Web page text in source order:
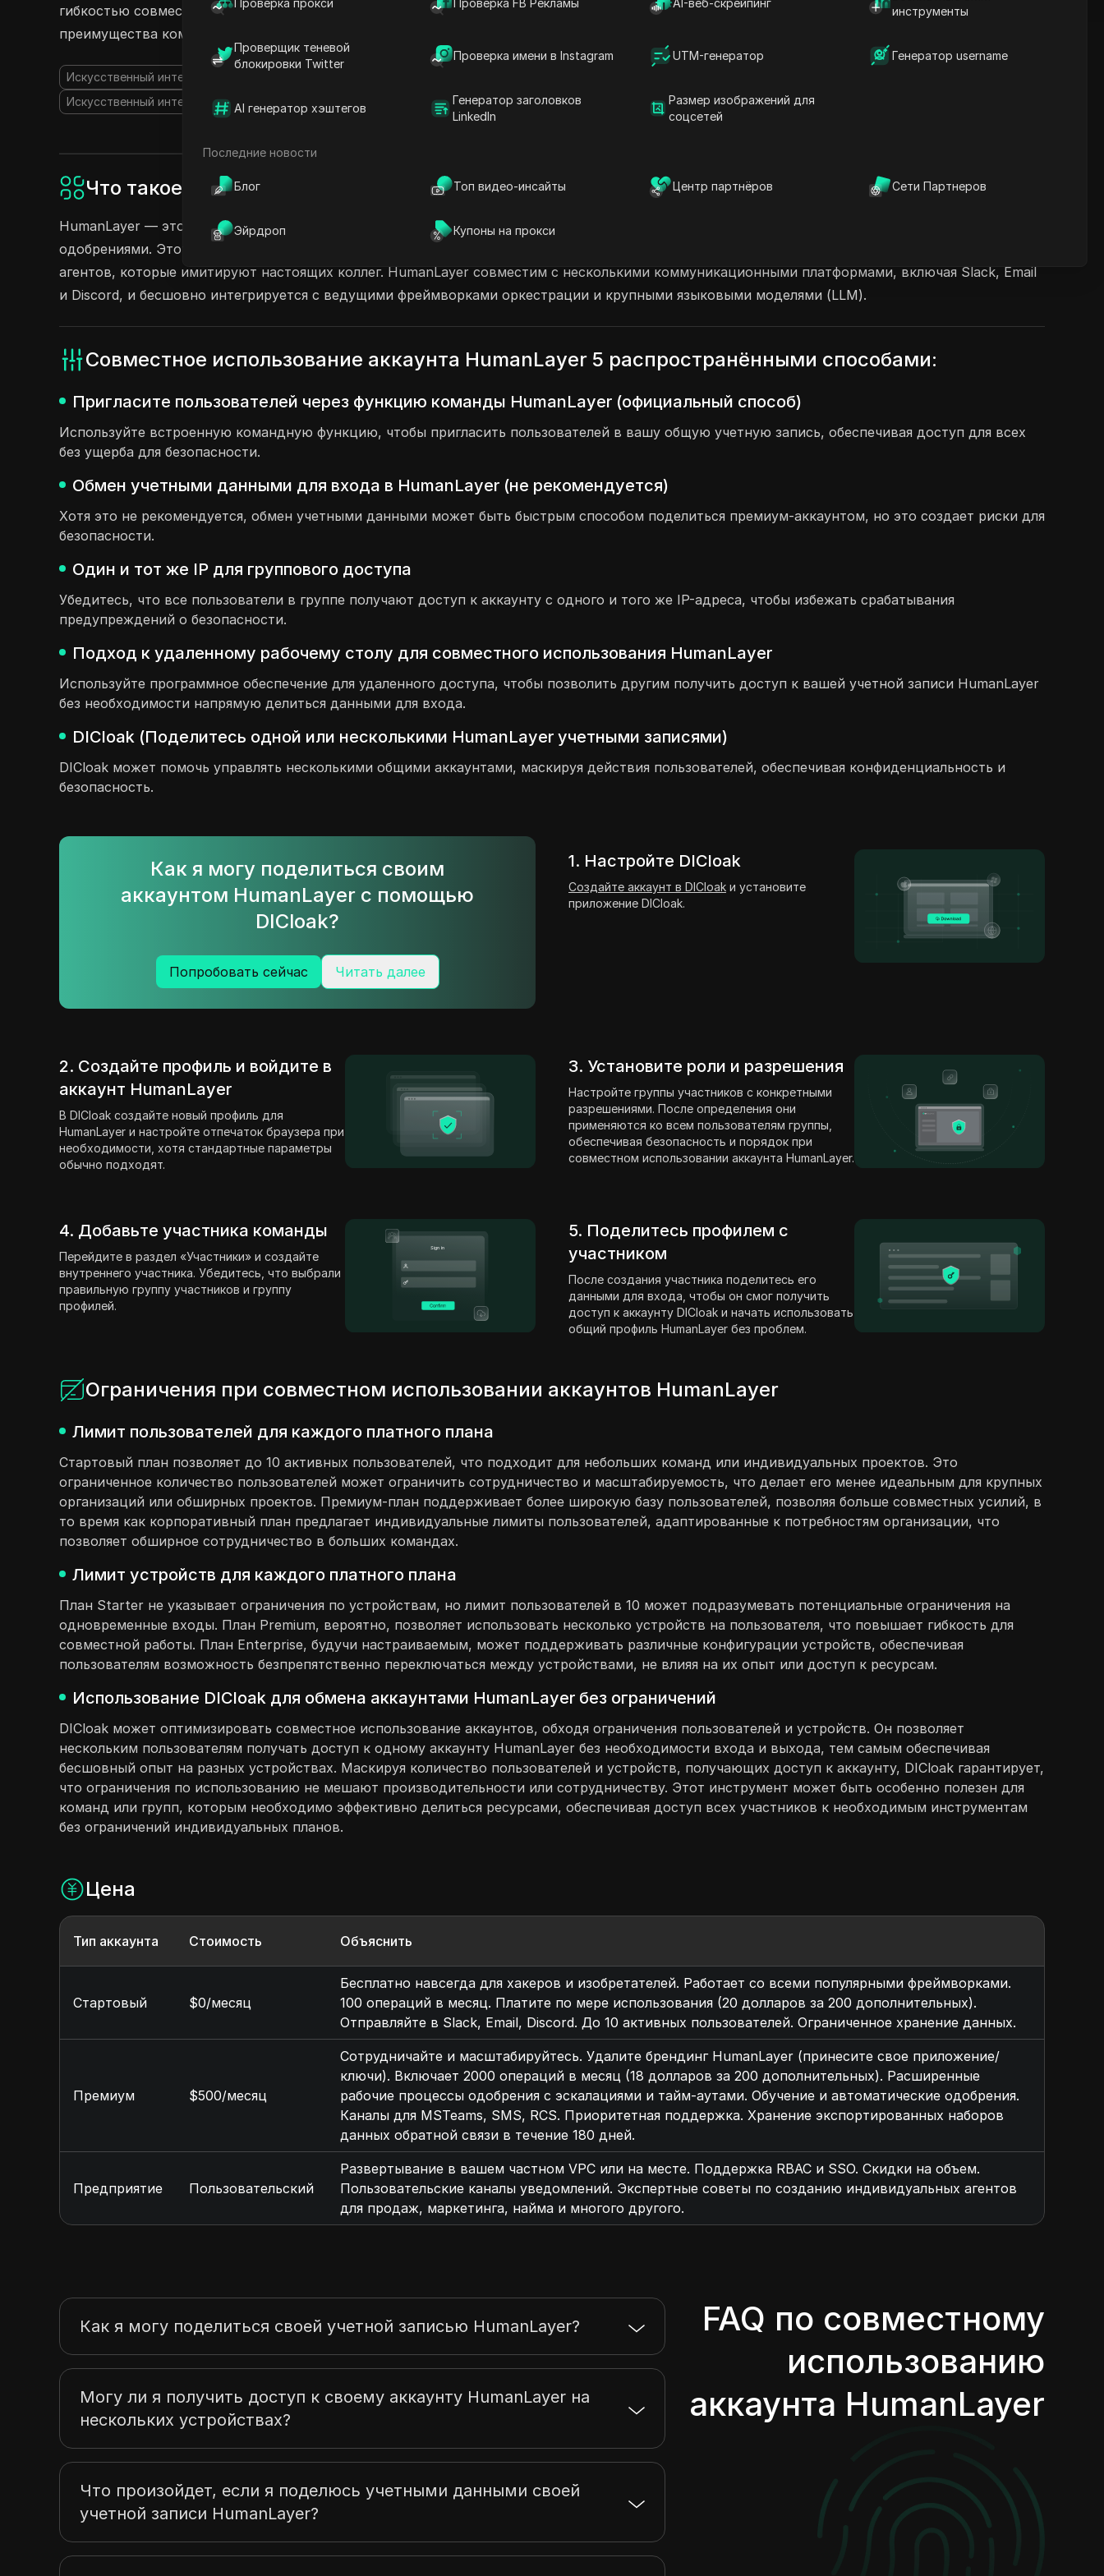
Проверка прокси Проверка FB Рекламы AI-веб-скрейпинг
инструменты
Проверщик теневой
блокировки Twitter
Проверка имени в Instagram UTM-генератор Генератор username
AI генератор хэштегов
Генератор заголовков
LinkedIn
Размер изображений для
соцсетей
Последние новости
Блог Топ видео-инсайты Центр партнёров Сети Партнеров
Эйрдроп Купоны на прокси
гибкостью совместного доступа, сохраняя при этом безопасность ваших данных. Ощутите
преимущества командной работы и эффективности с HumanLayer уже сегодня!
Искусственный интеллект
Искусственный интеллект в рабочем процессе
Большие языковые модели (LLMs)
Что такое HumanLayer?
HumanLayer — это универсальный API и SDK, разработанные для того, чтобы помочь ИИ-агентам обращаться к людям за помощью, отзывами и
одобрениями. Этот инструмент улучшает функциональность человека в процессе работы с ИИ-агентами, позволяя разработчикам создавать
агентов, которые имитируют настоящих коллег. HumanLayer совместим с несколькими коммуникационными платформами, включая Slack, Email
и Discord, и бесшовно интегрируется с ведущими фреймворками оркестрации и крупными языковыми моделями (LLM).
Совместное использование аккаунта HumanLayer 5 распространёнными способами:
Пригласите пользователей через функцию команды HumanLayer (официальный способ)
Используйте встроенную командную функцию, чтобы пригласить пользователей в вашу общую учетную запись, обеспечивая доступ для всех
без ущерба для безопасности.
Обмен учетными данными для входа в HumanLayer (не рекомендуется)
Хотя это не рекомендуется, обмен учетными данными может быть быстрым способом поделиться премиум-аккаунтом, но это создает риски для
безопасности.
Один и тот же IP для группового доступа
Убедитесь, что все пользователи в группе получают доступ к аккаунту с одного и того же IP-адреса, чтобы избежать срабатывания
предупреждений о безопасности.
Подход к удаленному рабочему столу для совместного использования HumanLayer
Используйте программное обеспечение для удаленного доступа, чтобы позволить другим получить доступ к вашей учетной записи HumanLayer
без необходимости напрямую делиться данными для входа.
DICloak (Поделитесь одной или несколькими HumanLayer учетными записями)
DICloak может помочь управлять несколькими общими аккаунтами, маскируя действия пользователей, обеспечивая конфиденциальность и
безопасность.
Как я могу поделиться своим
аккаунтом HumanLayer с помощью
DICloak?
Попробовать сейчас Читать далее
1. Настройте DICloak
Создайте аккаунт в DICloak и установите
приложение DICloak.
2. Создайте профиль и войдите в
аккаунт HumanLayer
В DICloak создайте новый профиль для
HumanLayer и настройте отпечаток браузера при
необходимости, хотя стандартные параметры
обычно подходят.
3. Установите роли и разрешения
Настройте группы участников с конкретными
разрешениями. После определения они
применяются ко всем пользователям группы,
обеспечивая безопасность и порядок при
совместном использовании аккаунта HumanLayer.
4. Добавьте участника команды
Перейдите в раздел «Участники» и создайте
внутреннего участника. Убедитесь, что выбрали
правильную группу участников и группу
профилей.
5. Поделитесь профилем с
участником
После создания участника поделитесь его
данными для входа, чтобы он смог получить
доступ к аккаунту DICloak и начать использовать
общий профиль HumanLayer без проблем.
Ограничения при совместном использовании аккаунтов HumanLayer
Лимит пользователей для каждого платного плана
Стартовый план позволяет до 10 активных пользователей, что подходит для небольших команд или индивидуальных проектов. Это
ограниченное количество пользователей может ограничить сотрудничество и масштабируемость, что делает его менее идеальным для крупных
организаций или обширных проектов. Премиум-план поддерживает более широкую базу пользователей, позволяя больше совместных усилий, в
то время как корпоративный план предлагает индивидуальные лимиты пользователей, адаптированные к потребностям организации, что
позволяет обширное сотрудничество в больших командах.
Лимит устройств для каждого платного плана
План Starter не указывает ограничения по устройствам, но лимит пользователей в 10 может подразумевать потенциальные ограничения на
одновременные входы. План Premium, вероятно, позволяет использовать несколько устройств на пользователя, что повышает гибкость для
совместной работы. План Enterprise, будучи настраиваемым, может поддерживать различные конфигурации устройств, обеспечивая
пользователям возможность безпрепятственно переключаться между устройствами, не влияя на их опыт или доступ к ресурсам.
Использование DICloak для обмена аккаунтами HumanLayer без ограничений
DICloak может оптимизировать совместное использование аккаунтов, обходя ограничения пользователей и устройств. Он позволяет
нескольким пользователям получать доступ к одному аккаунту HumanLayer без необходимости входа и выхода, тем самым обеспечивая
бесшовный опыт на разных устройствах. Маскируя количество пользователей и устройств, получающих доступ к аккаунту, DICloak гарантирует,
что ограничения по использованию не мешают производительности или сотрудничеству. Этот инструмент может быть особенно полезен для
команд или групп, которым необходимо эффективно делиться ресурсами, обеспечивая доступ всех участников к необходимым инструментам
без ограничений индивидуальных планов.
Цена
Тип аккаунта Стоимость Объяснить
Стартовый $0/месяц
Бесплатно навсегда для хакеров и изобретателей. Работает со всеми популярными фреймворками.
100 операций в месяц. Платите по мере использования (20 долларов за 200 дополнительных).
Отправляйте в Slack, Email, Discord. До 10 активных пользователей. Ограниченное хранение данных.
Премиум $500/месяц
Сотрудничайте и масштабируйтесь. Удалите брендинг HumanLayer (принесите свое приложение/
ключи). Включает 2000 операций в месяц (18 долларов за 200 дополнительных). Расширенные
рабочие процессы одобрения с эскалациями и тайм-аутами. Обучение и автоматические одобрения.
Каналы для MSTeams, SMS, RCS. Приоритетная поддержка. Хранение экспортированных наборов
данных обратной связи в течение 180 дней.
Предприятие Пользовательский
Развертывание в вашем частном VPC или на месте. Поддержка RBAC и SSO. Скидки на объем.
Пользовательские каналы уведомлений. Экспертные советы по созданию индивидуальных агентов
для продаж, маркетинга, найма и многого другого.
FAQ по совместному
использованию
аккаунта HumanLayer
Как я могу поделиться своей учетной записью HumanLayer?
Могу ли я получить доступ к своему аккаунту HumanLayer на
нескольких устройствах?
Что произойдет, если я поделюсь учетными данными своей
учетной записи HumanLayer?